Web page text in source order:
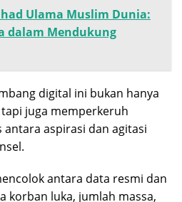
Ulama Muslim Dunia:
dalam Mendukung
digital ini bukan hanya
juga memperkeruh
antara aspirasi dan agitasi
antara data resmi dan
korban luka, jumlah massa,